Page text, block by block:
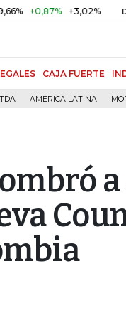
+3,02% DTF
CAJA FUERTE
AMÉRICA LATINA